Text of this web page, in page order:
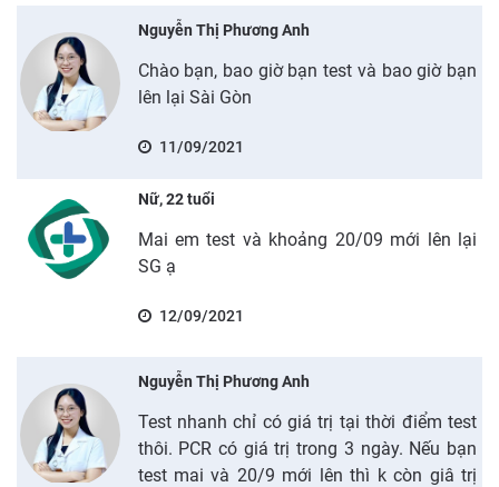
Nguyễn Thị Phương Anh
Chào bạn, bao giờ bạn test và bao giờ bạn
lên lại Sài Gòn
11/09/2021
Nữ, 22 tuổi
Mai em test và khoảng 20/09 mới lên lại
SG ạ
12/09/2021
Nguyễn Thị Phương Anh
Test nhanh chỉ có giá trị tại thời điểm test
thôi. PCR có giá trị trong 3 ngày. Nếu bạn
test mai và 20/9 mới lên thì k còn giâ trị